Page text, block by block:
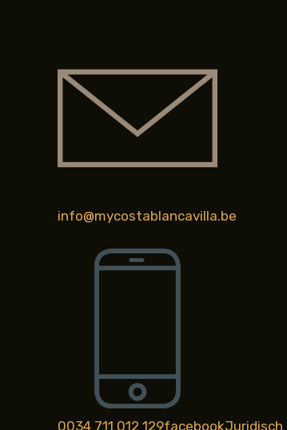
info@mycostablancavilla.be
0034 711 012 129facebookJuridisch